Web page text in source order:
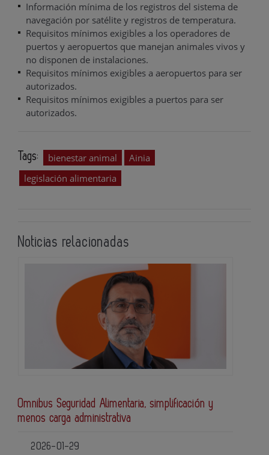
Información mínima de los registros del sistema de
navegación por satélite y registros de temperatura.
Requisitos mínimos exigibles a los operadores de
puertos y aeropuertos que manejan animales vivos y
no disponen de instalaciones.
Requisitos mínimos exigibles a aeropuertos para ser
autorizados.
Requisitos mínimos exigibles a puertos para ser
autorizados.
Tags: bienestar animal
Ainia
legislación alimentaria
Noticias relacionadas
Omnibus Seguridad Alimentaria, simplificación y
menos carga administrativa
2026-01-29